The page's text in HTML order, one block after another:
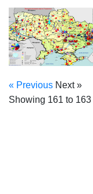
« Previous Next »
Showing 161 to 163